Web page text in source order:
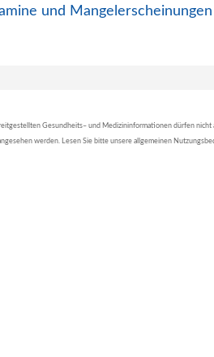
und Mangelerscheinungen
Gesundheits– und Medizininformationen dürfen nicht
werden. Lesen Sie bitte unsere allgemeinen